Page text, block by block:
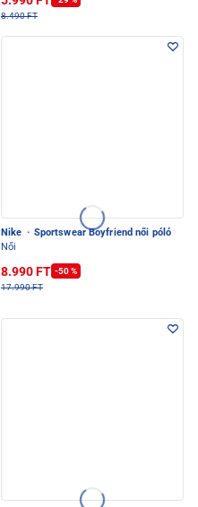
8.490 FT
Nike · Sportswear Boyfriend női póló
Női
8.990 FT -50 %
17.990 FT